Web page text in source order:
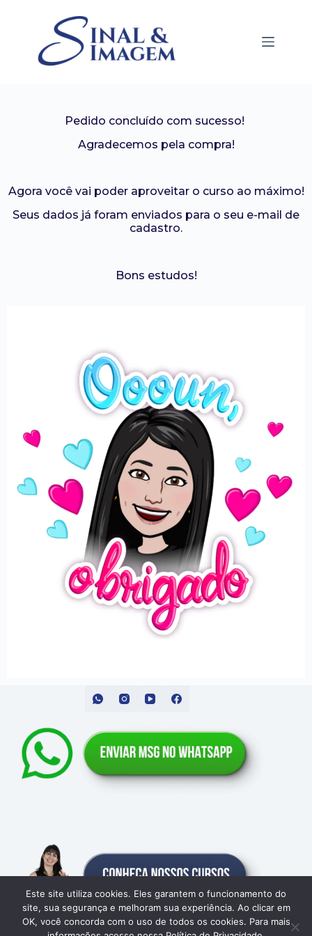
Pedido concluído com sucesso!
Agradecemos pela compra!
Agora você vai poder aproveitar o curso ao máximo!
Seus dados já foram enviados para o seu e-mail de
cadastro.
Bons estudos!
Sinal e Imagem © 2026 - Todos os direitos reservados.
Este site utiliza cookies. Eles garantem o funcionamento do
site, sua segurança e melhoram sua experiência. Ao clicar em
OK, você concorda com o uso de todos os cookies. Para mais